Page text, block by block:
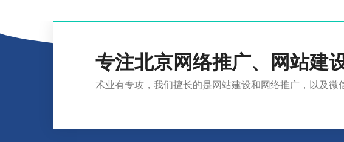
专注北京网络推广、网站建
术业有专攻，我们擅长的是网站建设和网络推广，以及